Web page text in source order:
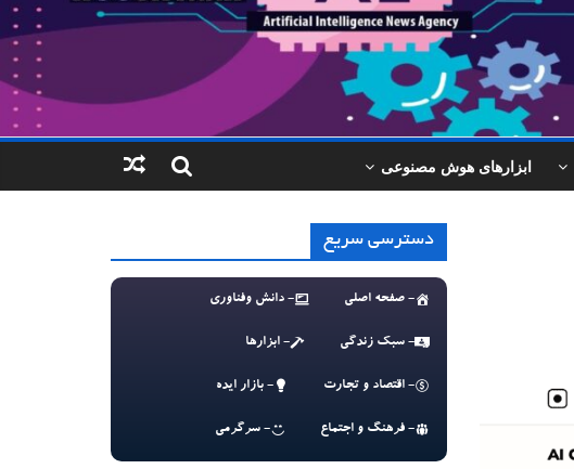
ابزارهای هوش مصنوعی
دسترسی سریع
- صفحه اصلی - دانش وفناوری
- سبک زندگی - ابزارها
- اقتصاد و تجارت - بازار ایده
- فرهنگ و اجتماع - سرگرمی